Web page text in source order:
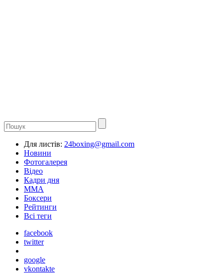
Для листів: 24boxing@gmail.com
Новини
Фотогалерея
Відео
Кадри дня
ММА
Боксери
Рейтинги
Всі теги
facebook
twitter
google
vkontakte